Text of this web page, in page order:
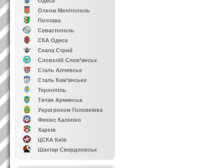
Олком Мелітополь
Полтава
Севастополь
СКА Одеса
Скала Стрий
Словхліб Слов’янськ
Сталь Алчевськ
Сталь Кам’янське
Тернопіль
Титан Армянськ
Украгроком Головківка
Фенікс Калініно
Харків
ЦСКА Київ
Шахтар Свердловськ